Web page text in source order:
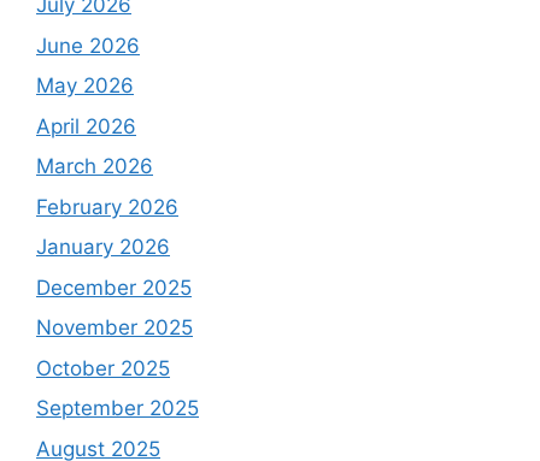
July 2026
June 2026
May 2026
April 2026
March 2026
February 2026
January 2026
December 2025
November 2025
October 2025
September 2025
August 2025